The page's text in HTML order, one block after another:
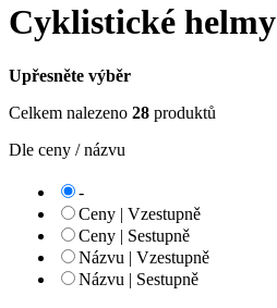
Cyklistické helmy
Upřesněte výběr
Celkem nalezeno 28 produktů
Dle ceny / názvu
-
Ceny | Vzestupně
Ceny | Sestupně
Názvu | Vzestupně
Názvu | Sestupně